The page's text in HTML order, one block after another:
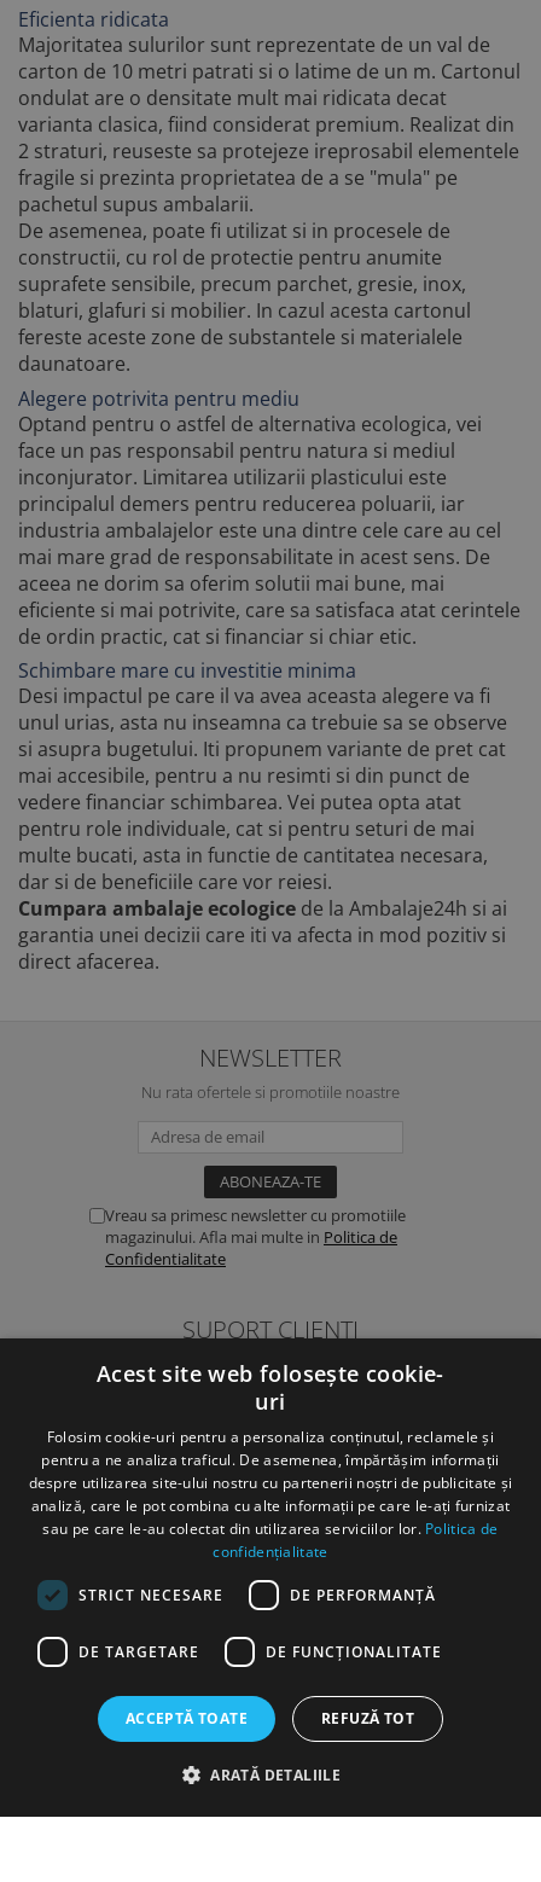
Eficienta ridicata
Majoritatea sulurilor sunt reprezentate de un val de
carton de 10 metri patrati si o latime de un m. Cartonul
ondulat are o densitate mult mai ridicata decat
varianta clasica, fiind considerat premium. Realizat din
2 straturi, reuseste sa protejeze ireprosabil elementele
fragile si prezinta proprietatea de a se "mula" pe
pachetul supus ambalarii.
De asemenea, poate fi utilizat si in procesele de
constructii, cu rol de protectie pentru anumite
suprafete sensibile, precum parchet, gresie, inox,
blaturi, glafuri si mobilier. In cazul acesta cartonul
fereste aceste zone de substantele si materialele
daunatoare.
Alegere potrivita pentru mediu
Optand pentru o astfel de alternativa ecologica, vei
face un pas responsabil pentru natura si mediul
inconjurator. Limitarea utilizarii plasticului este
principalul demers pentru reducerea poluarii, iar
industria ambalajelor este una dintre cele care au cel
mai mare grad de responsabilitate in acest sens. De
aceea ne dorim sa oferim solutii mai bune, mai
eficiente si mai potrivite, care sa satisfaca atat cerintele
de ordin practic, cat si financiar si chiar etic.
Schimbare mare cu investitie minima
Desi impactul pe care il va avea aceasta alegere va fi
unul urias, asta nu inseamna ca trebuie sa se observe
si asupra bugetului. Iti propunem variante de pret cat
mai accesibile, pentru a nu resimti si din punct de
vedere financiar schimbarea. Vei putea opta atat
pentru role individuale, cat si pentru seturi de mai
multe bucati, asta in functie de cantitatea necesara,
dar si de beneficiile care vor reiesi.
Cumpara ambalaje ecologice de la Ambalaje24h si ai
garantia unei decizii care iti va afecta in mod pozitiv si
direct afacerea.
NEWSLETTER
Nu rata ofertele si promotiile noastre
Vreau sa primesc newsletter cu promotiile
magazinului. Afla mai multe in Politica de
Confidentialitate
SUPORT CLIENTI
Luni - Vineri 9-17
0747 747 747
ambalaje@ambalaje24h.ro
MAGAZINUL MEU
CLIENTI
DATE COMERCIALE
Acest site web folosește cookie-
uri
Folosim cookie-uri pentru a personaliza conținutul, reclamele și
pentru a ne analiza traficul. De asemenea, împărtășim informații
despre utilizarea site-ului nostru cu partenerii noștri de publicitate și
analiză, care le pot combina cu alte informații pe care le-ați furnizat
sau pe care le-au colectat din utilizarea serviciilor lor. Politica de
confidențialitate
STRICT NECESARE DE PERFORMANȚĂ
DE TARGETARE DE FUNCŢIONALITATE
ACCEPTĂ TOATE REFUZĂ TOT
ARATĂ DETALIILE